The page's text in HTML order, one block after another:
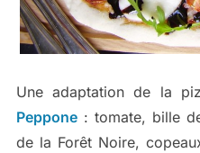
Une adaptation de la
Peppone: tomate, bille
de la Forêt Noire,